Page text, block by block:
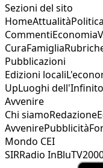
Sezioni del sito
HomeAttualitàPolitica
CommentiEconomia
CuraFamiglia
Pubblicazioni
Edizioni locali
UpLuoghi dell'Infinito
Avvenire
Chi siamoRedazione
AvvenirePubblicità
Mondo CEI
SIRRadio InBlu